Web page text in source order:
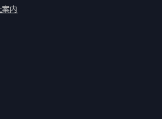
内